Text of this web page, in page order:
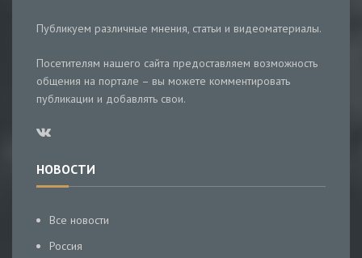
Публикуем различные мнения, статьи и видеоматериалы.
Посетителям нашего сайта предоставляем возможность
общения на портале – вы можете комментировать
публикации и добавлять свои.
НОВОСТИ
Все новости
Россия